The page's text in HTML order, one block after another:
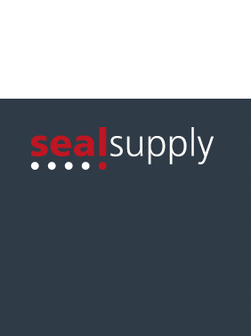
Logo van de website